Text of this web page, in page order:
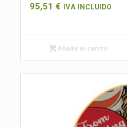
95,51 € IVA INCLUIDO
Añadir al carrito